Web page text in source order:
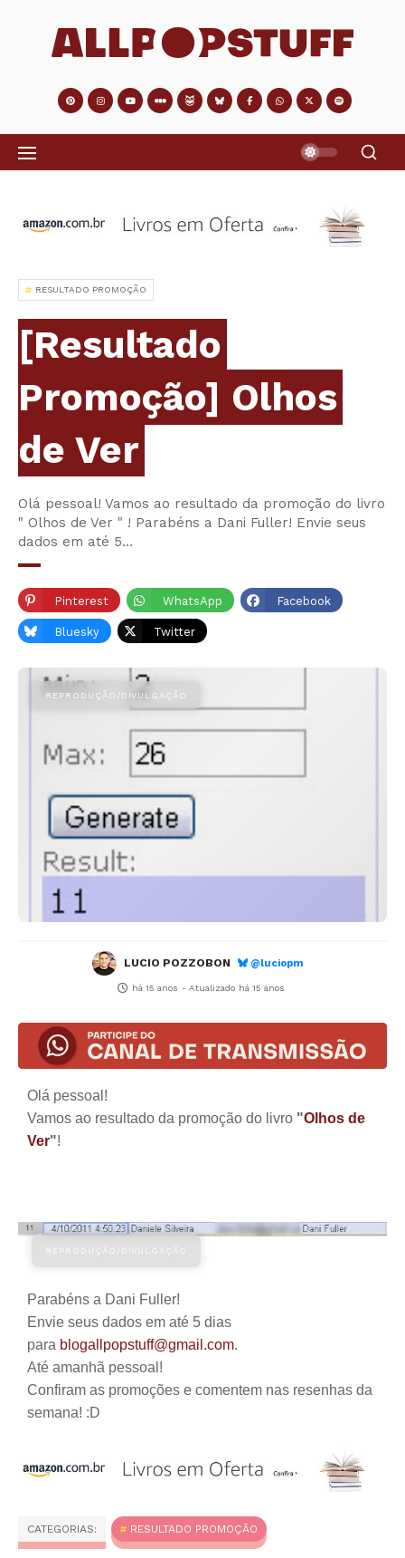
RESULTADO PROMOÇÃO
[Resultado
Promoção] Olhos
de Ver
Olá pessoal! Vamos ao resultado da promoção do livro
" Olhos de Ver " ! Parabéns a Dani Fuller! Envie seus
dados em até 5…
Pinterest WhatsApp Facebook
Bluesky Twitter
LUCIO POZZOBON @luciopm
há 15 anos - Atualizado há 15 anos
Olá pessoal!
Vamos ao resultado da promoção do livro "Olhos de
Ver"!
Parabéns a Dani Fuller!
Envie seus dados em até 5 dias
para blogallpopstuff@gmail.com.
Até amanhã pessoal!
Confiram as promoções e comentem nas resenhas da
semana! :D
CATEGORIAS: RESULTADO PROMOÇÃO